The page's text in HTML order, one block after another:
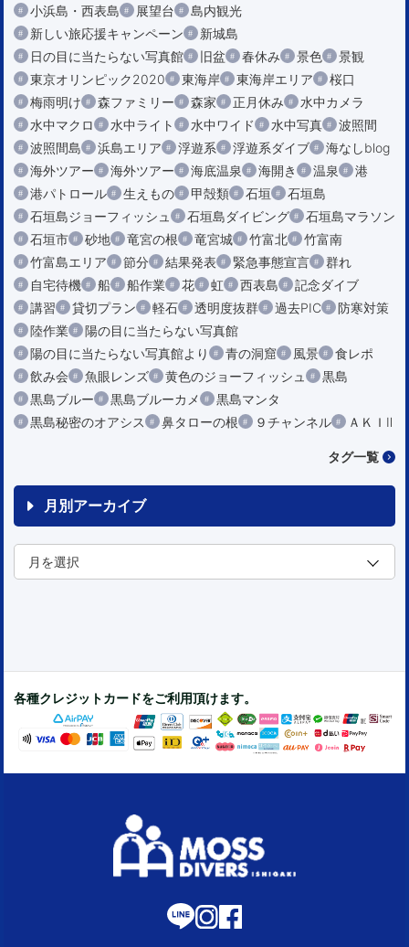
小浜島・西表島
展望台
島内観光
新しい旅応援キャンペーン
新城島
日の目に当たらない写真館
旧盆 春休み 景色
景観
東京オリンピック2020
東海岸 東海岸エリア
桜口
梅雨明け
森ファミリー 森家 正月休み
水中カメラ
水中マクロ
水中ライト 水中ワイド 水中写真
波照間
波照間島
浜島エリア 浮遊系 浮遊系ダイブ
海なしblog
海外ツアー
海外ツアー 海底温泉 海開き 温泉
港
港パトロール
生えもの 甲殻類 石垣
石垣島
石垣島ジョーフィッシュ
石垣島ダイビング
石垣島マラソン
石垣市
砂地 竜宮の根 竜宮城 竹富北
竹富南
竹富島エリア
節分 結果発表 緊急事態宣言
群れ
自宅待機
船 船作業 花 虹 西表島
記念ダイブ
講習
貸切プラン 軽石 透明度抜群 過去PIC
防寒対策
陸作業
陽の目に当たらない写真館
陽の目に当たらない写真館より
青の洞窟 風景
食レポ
飲み会
魚眼レンズ 黄色のジョーフィッシュ
黒島
黒島ブルー
黒島ブルーカメ
黒島マンタ
黒島秘密のオアシス
鼻タローの根 ９チャンネル ＡＫＩⅡ
タグ一覧
月別アーカイブ
各種クレジットカードをご利用頂けます。